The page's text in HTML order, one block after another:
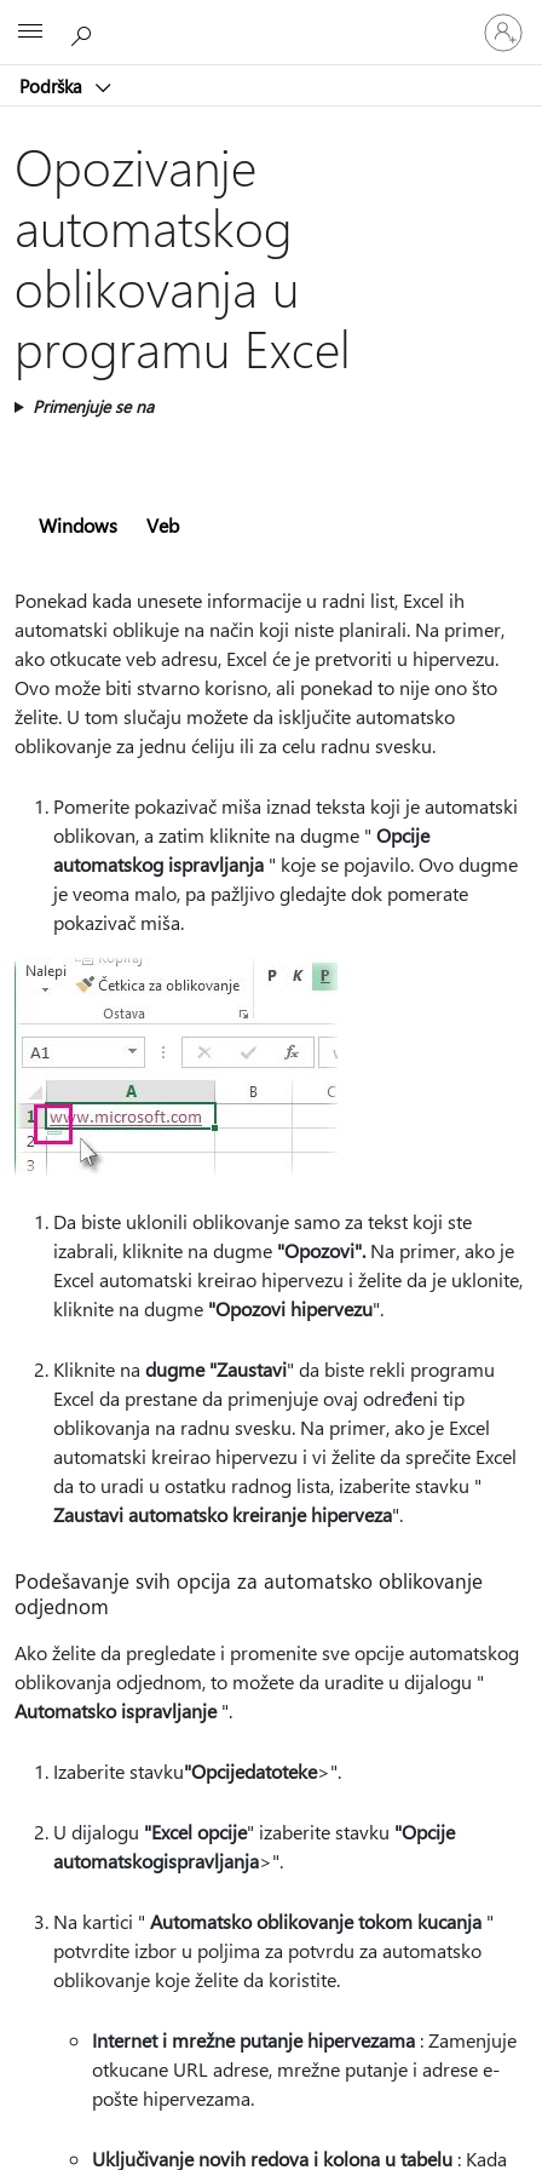
Podrška
Prijavite
se
na
Opozivanje
automatskog
oblikovanja u
programu Excel
Primenjuje se na
Windows Veb
Ponekad kada unesete informacije u radni list, Excel ih
automatski oblikuje na način koji niste planirali. Na primer,
ako otkucate veb adresu, Excel će je pretvoriti u hipervezu.
Ovo može biti stvarno korisno, ali ponekad to nije ono što
želite. U tom slučaju možete da isključite automatsko
oblikovanje za jednu ćeliju ili za celu radnu svesku.
Pomerite pokazivač miša iznad teksta koji je automatski
oblikovan, a zatim kliknite na dugme " Opcije
automatskog ispravljanja " koje se pojavilo. Ovo dugme
je veoma malo, pa pažljivo gledajte dok pomerate
pokazivač miša.
Da biste uklonili oblikovanje samo za tekst koji ste
izabrali, kliknite na dugme "Opozovi".Na primer, ako je
Excel automatski kreirao hipervezu i želite da je uklonite,
kliknite na dugme "Opozovi hipervezu".
Kliknite na dugme "Zaustavi" da biste rekli programu
Excel da prestane da primenjuje ovaj određeni tip
oblikovanja na radnu svesku. Na primer, ako je Excel
automatski kreirao hipervezu i vi želite da sprečite Excel
da to uradi u ostatku radnog lista, izaberite stavku "
Zaustavi automatsko kreiranje hiperveza".
Podešavanje svih opcija za automatsko oblikovanje
odjednom
Ako želite da pregledate i promenite sve opcije automatskog
oblikovanja odjednom, to možete da uradite u dijalogu "
Automatsko ispravljanje".
Izaberite stavku"Opcijedatoteke>".
U dijalogu "Excel opcije" izaberite stavku "Opcije
automatskogispravljanja>".
Na kartici " Automatsko oblikovanje tokom kucanja "
potvrdite izbor u poljima za potvrdu za automatsko
oblikovanje koje želite da koristite.
Internet i mrežne putanje hipervezama : Zamenjuje
otkucane URL adrese, mrežne putanje i adrese e-
pošte hipervezama.
Uključivanje novih redova i kolona u tabelu : Kada